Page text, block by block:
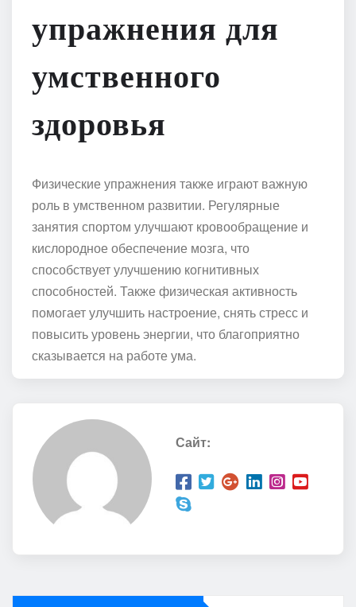
упражнения для
умственного
здоровья
Физические упражнения также играют важную
роль в умственном развитии. Регулярные
занятия спортом улучшают кровообращение и
кислородное обеспечение мозга, что
способствует улучшению когнитивных
способностей. Также физическая активность
помогает улучшить настроение, снять стресс и
повысить уровень энергии, что благоприятно
сказывается на работе ума.
Сайт: